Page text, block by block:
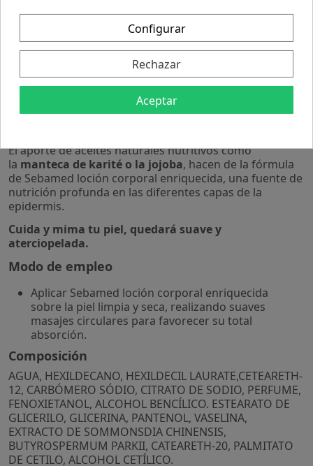
Descripción
Sebamed | Sebamed® loción corporal
enriquecida 1l
Sebamed loción corporal enriquecida
completo para ayudar a hidratar y revitalizar laspieles
. Enriquecida en agentes hidratantes y
nutrientes, ofrecerá a tu piel nutrición, hidratación y
El aporte de aceites naturales nutritivos como
la manteca de karité o la jojoba, hacen de la fórmula
de Sebamed loción corporal enriquecida, una fuente de
nutrición profunda en las diferentes capas de la
epidermis.
Cuida y mima tu piel, quedará suave y
aterciopelada.
Modo de empleo
Aplicar Sebamed loción corporal enriquecida
sobre la piel limpia y seca, realizando suaves
masajes circulares para favorecer su total
absorción.
Composición
AGUA, HEXILDECANO, HEXILDECIL LAURATE,CETEARETH-
12, CARBÓMERO SÓDIO, CITRATO DE SODIO, PERFUME,
FENOXIETANOL, ALCOHOL BENCÍLICO. ESTEARATO DE
GLICERILO, GLICERINA, PANTENOL, VASELINA,
EXTRACTO DE SOMMONSDIA CHINENSIS,
BUTYROSPERMUM PARKII, CATEARETH-20, PALMITATO
DE CETILO, ALCOHOL CETÍLICO.
Configurar
Rechazar
Aceptar